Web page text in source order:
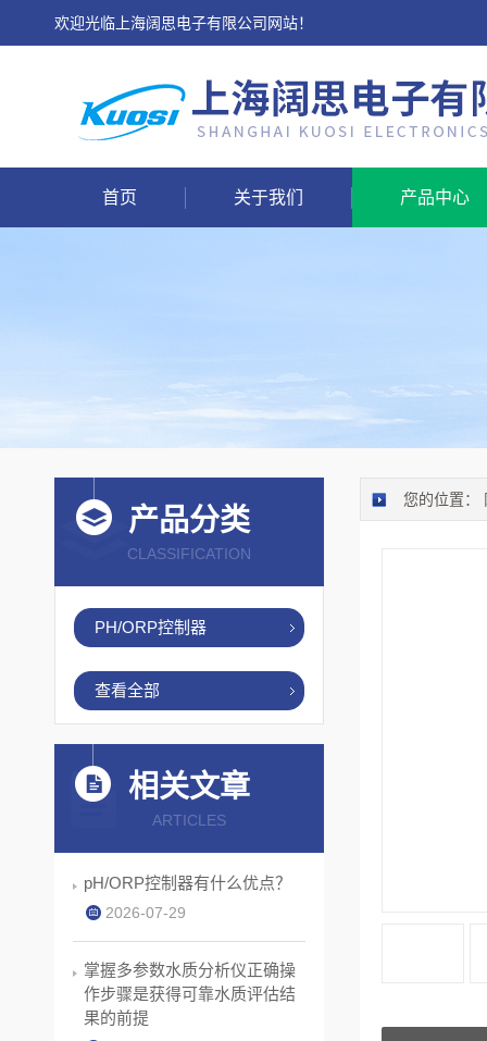
欢迎光临上海阔思电子有限公司网站！
首页 关于我们 产品中心
您的位置：
产品分类
CLASSIFICATION
PH/ORP控制器
查看全部
相关文章
ARTICLES
pH/ORP控制器有什么优点？
2026-07-29
掌握多参数水质分析仪正确操
作步骤是获得可靠水质评估结
果的前提